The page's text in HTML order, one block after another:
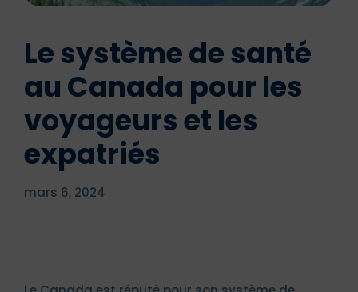
Le système de santé
au Canada pour les
voyageurs et les
expatriés
mars 6, 2024